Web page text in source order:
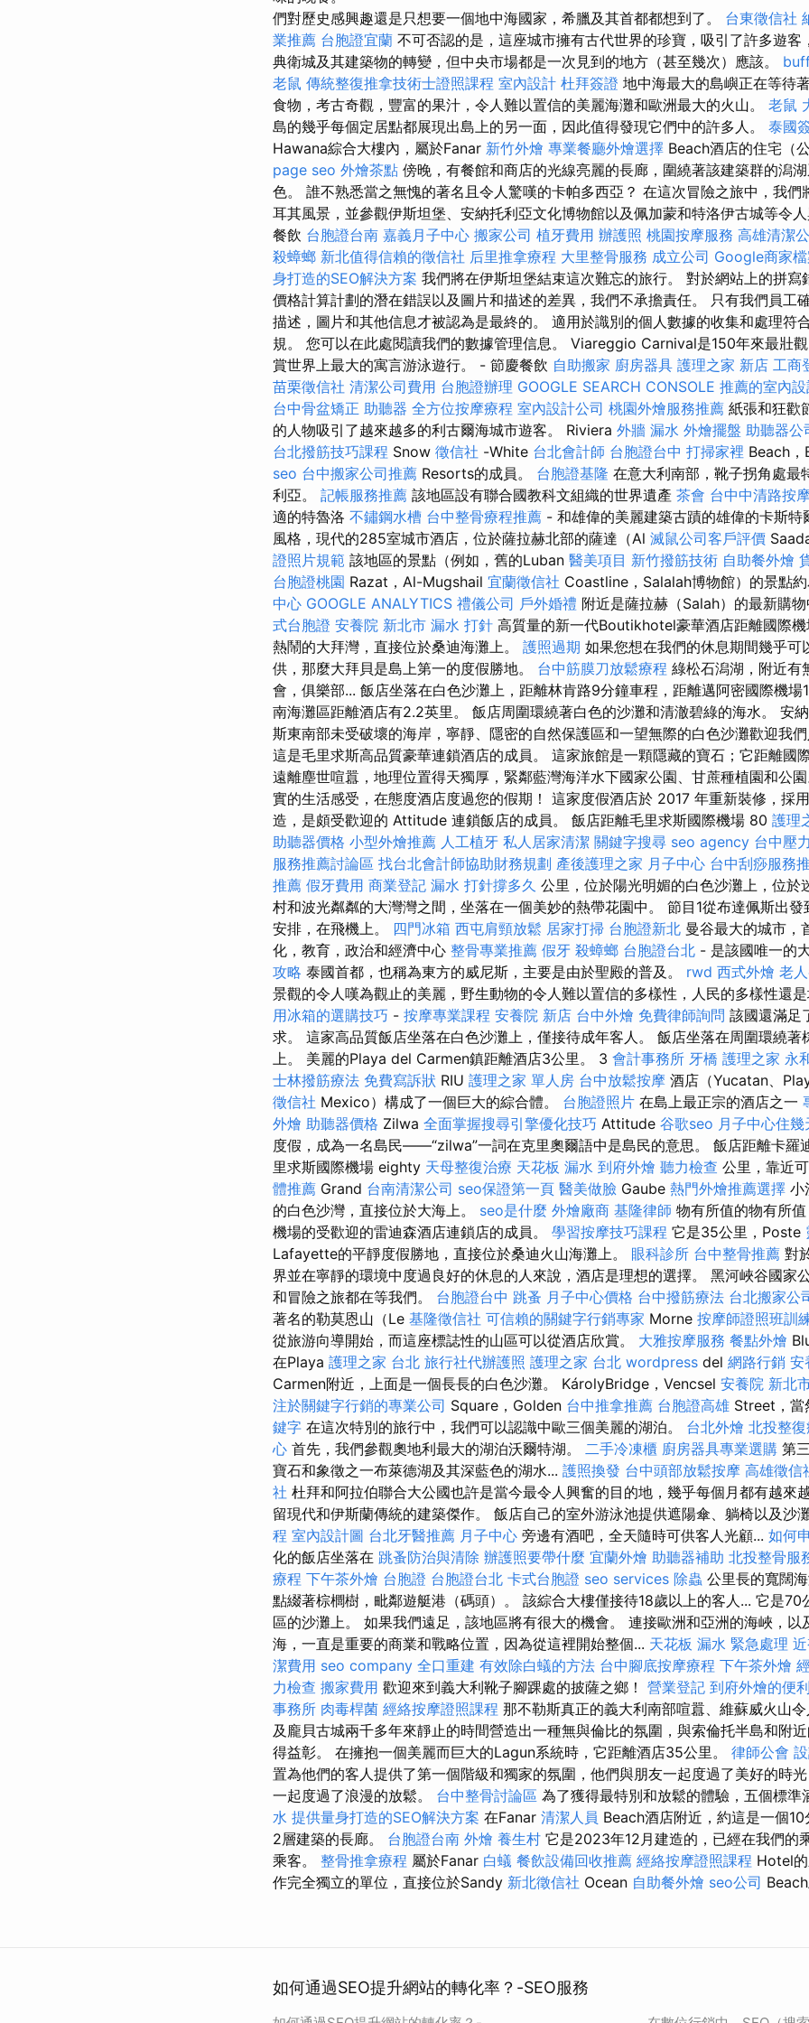
們對歷史感興趣還是只想要一個地中海國家，希臘及其首都都想到了。 台東徵信社
業推薦 台胞證宜蘭 不可否認的是，這座城市擁有古代世界的珍寶，吸引了許多遊客
典衛城及其建築物的轉變，但中央市場都是一次見到的地方（甚至幾次）應該。
老鼠 傳統整復推拿技術士證照課程 室內設計 杜拜簽證 地中海最大的島嶼正在等待
食物，考古奇觀，豐富的果汁，令人難以置信的美麗海灘和歐洲最大的火山。 老鼠
島的幾乎每個定居點都展現出島上的另一面，因此值得發現它們中的許多人。 泰國
Hawana綜合大樓內，屬於Fanar 新竹外燴 專業餐廳外燴選擇 Beach酒店的住宅（
page seo 外燴茶點 傍晚，有餐館和商店的光線亮麗的長廊，圍繞著該建築群的潟
色。 誰不熟悉當之無愧的著名且令人驚嘆的卡帕多西亞？ 在這次冒險之旅中，我們
耳其風景，並參觀伊斯坦堡、安納托利亞文化博物館以及佩加蒙和特洛伊古城等令
餐飲 台胞證台南 嘉義月子中心 搬家公司 植牙費用 辦護照 桃園按摩服務 高雄清潔
殺蟑螂 新北值得信賴的徵信社 后里推拿療程 大里整骨服務 成立公司 Google商家
身打造的SEO解決方案 我們將在伊斯坦堡結束這次難忘的旅行。 對於網站上的拼寫
價格計算計劃的潛在錯誤以及圖片和描述的差異，我們不承擔責任。 只有我們員工
描述，圖片和其他信息才被認為是最終的。 適用於識別的個人數據的收集和處理符
規。 您可以在此處閱讀我們的數據管理信息。 Viareggio Carnival是150年來最壯
賞世界上最大的寓言游泳遊行。 - 節慶餐飲 自助搬家 廚房器具 護理之家 新店 工商
苗栗徵信社 清潔公司費用 台胞證辦理 GOOGLE SEARCH CONSOLE 推薦的室內
台中骨盆矯正 助聽器 全方位按摩療程 室內設計公司 桃園外燴服務推薦 紙張和狂歡
的人物吸引了越來越多的利古爾海城市遊客。 Riviera 外牆 漏水 外燴擺盤 助聽器公
台北撥筋技巧課程 Snow 徵信社 -White 台北會計師 台胞證台中 打掃家裡 Beach
seo 台中搬家公司推薦 Resorts的成員。 台胞證基隆 在意大利南部，靴子拐角處最
利亞。 記帳服務推薦 該地區設有聯合國教科文組織的世界遺產 茶會 台中中清路按
適的特魯洛 不鏽鋼水槽 台中整骨療程推薦 - 和雄偉的美麗建築古蹟的雄偉的卡斯特
風格，現代的285室城市酒店，位於薩拉赫北部的薩達（Al 滅鼠公司客戶評價
證照片規範 該地區的景點（例如，舊的Luban 醫美項目 新竹撥筋技術 自助餐外燴
台胞證桃園 Razat，Al-Mugshail 宜蘭徵信社 Coastline，Salalah博物館）的景點
中心 GOOGLE ANALYTICS 禮儀公司 戶外婚禮 附近是薩拉赫（Salah）的最新購
式台胞證 安養院 新北市 漏水 打針 高質量的新一代Boutikhotel豪華酒店距離國際
熱鬧的大拜灣，直接位於桑迪海灘上。 護照過期 如果您想在我們的休息期間幾乎可
供，那麼大拜貝是島上第一的度假勝地。 台中筋膜刀放鬆療程 綠松石潟湖，附近有
會，俱樂部... 飯店坐落在白色沙灘上，距離林肯路9分鐘車程，距離邁阿密國際機場
南海灘區距離酒店有2.2英里。 飯店周圍環繞著白色的沙灘和清澈碧綠的海水。 安
斯東南部未受破壞的海岸，寧靜、隱密的自然保護區和一望無際的白色沙灘歡迎我
這是毛里求斯高品質豪華連鎖酒店的成員。 這家旅館是一顆隱藏的寶石；它距離國
遠離塵世喧囂，地理位置得天獨厚，緊鄰藍灣海洋水下國家公園、甘蔗種植園和公
實的生活感受，在態度酒店度過您的假期！ 這家度假酒店於 2017 年重新裝修，採
造，是頗受歡迎的 Attitude 連鎖飯店的成員。 飯店距離毛里求斯國際機場 80 護理
助聽器價格 小型外燴推薦 人工植牙 私人居家清潔 關鍵字搜尋 seo agency 台中壓
服務推薦討論區 找台北會計師協助財務規劃 產後護理之家 月子中心 台中刮痧服務
推薦 假牙費用 商業登記 漏水 打針撐多久 公里，位於陽光明媚的白色沙灘上，位於
村和波光粼粼的大灣灣之間，坐落在一個美妙的熱帶花園中。 節目1從布達佩斯出
安排，在飛機上。 四門冰箱 西屯肩頸放鬆 居家打掃 台胞證新北 曼谷最大的城市，
化，教育，政治和經濟中心 整骨專業推薦 假牙 殺蟑螂 台胞證台北 - 是該國唯一的
攻略 泰國首都，也稱為東方的威尼斯，主要是由於聖殿的普及。 rwd 西式外燴 老
景觀的令人嘆為觀止的美麗，野生動物的令人難以置信的多樣性，人民的多樣性還
用冰箱的選購技巧 - 按摩專業課程 安養院 新店 台中外燴 免費律師詢問 該國還滿足
求。 這家高品質飯店坐落在白色沙灘上，僅接待成年客人。 飯店坐落在周圍環繞著
上。 美麗的Playa del Carmen鎮距離酒店3公里。 3 會計事務所 牙橋 護理之家 永
士林撥筋療法 免費寫訴狀 RIU 護理之家 單人房 台中放鬆按摩 酒店（Yucatan、
徵信社 Mexico）構成了一個巨大的綜合體。 台胞證照片 在島上最正宗的酒店之一
外燴 助聽器價格 Zilwa 全面掌握搜尋引擎優化技巧 Attitude 谷歌seo 月子中心住幾
度假，成為一名島民——“zilwa”一詞在克里奧爾語中是島民的意思。 飯店距離卡
里求斯國際機場 eighty 天母整復治療 天花板 漏水 到府外燴 聽力檢查 公里，靠近
體推薦 Grand 台南清潔公司 seo保證第一頁 醫美做臉 Gaube 熱門外燴推薦選擇 小
的白色沙灣，直接位於大海上。 seo是什麼 外燴廠商 基隆律師 物有所值的物有所
機場的受歡迎的雷迪森酒店連鎖店的成員。 學習按摩技巧課程 它是35公里，Poste
Lafayette的平靜度假勝地，直接位於桑迪火山海灘上。 眼科診所 台中整骨推薦 對
界並在寧靜的環境中度過良好的休息的人來說，酒店是理想的選擇。 黑河峽谷國家
和冒險之旅都在等我們。 台胞證台中 跳蚤 月子中心價格 台中撥筋療法 台北搬家公
著名的勒莫恩山（Le 基隆徵信社 可信賴的關鍵字行銷專家 Morne 按摩師證照班訓
從旅游向導開始，而這座標誌性的山區可以從酒店欣賞。 大雅按摩服務 餐點外燴
在Playa 護理之家 台北 旅行社代辦護照 護理之家 台北 wordpress del 網路行銷 安
Carmen附近，上面是一個長長的白色沙灘。 KárolyBridge，Vencsel 安養院 新北
注於關鍵字行銷的專業公司 Square，Golden 台中推拿推薦 台胞證高雄 Street，
鍵字 在這次特別的旅行中，我們可以認識中歐三個美麗的湖泊。 台北外燴 北投整
心 首先，我們參觀奧地利最大的湖泊沃爾特湖。 二手冷凍櫃 廚房器具專業選購 第
寶石和象徵之一布萊德湖及其深藍色的湖水... 護照換發 台中頭部放鬆按摩 高雄徵信
社 杜拜和阿拉伯聯合大公國也許是當今最令人興奮的目的地，幾乎每個月都有越來
留現代和伊斯蘭傳統的建築傑作。 飯店自己的室外游泳池提供遮陽傘、躺椅以及沙
程 室內設計圖 台北牙醫推薦 月子中心 旁邊有酒吧，全天隨時可供客人光顧... 如何
化的飯店坐落在 跳蚤防治與清除 辦護照要帶什麼 宜蘭外燴 助聽器補助 北投整骨服
療程 下午茶外燴 台胞證 台胞證台北 卡式台胞證 seo services 除蟲 公里長的寬闊
點綴著棕櫚樹，毗鄰遊艇港（碼頭）。 該綜合大樓僅接待18歲以上的客人... 它是70
區的沙灘上。 如果我們遠足，該地區將有很大的機會。 連接歐洲和亞洲的海峽，以
海，一直是重要的商業和戰略位置，因為從這裡開始整個... 天花板 漏水 緊急處理
潔費用 seo company 全口重建 有效除白蟻的方法 台中腳底按摩療程 下午茶外燴
力檢查 搬家費用 歡迎來到義大利靴子腳踝處的披薩之鄉！ 營業登記 到府外燴的便
事務所 肉毒桿菌 經絡按摩證照課程 那不勒斯真正的義大利南部喧囂、維蘇威火山
及龐貝古城兩千多年來靜止的時間營造出一種無與倫比的氛圍，與索倫托半島和附
得益彰。 在擁抱一個美麗而巨大的Lagun系統時，它距離酒店35公里。 律師公會
置為他們的客人提供了第一個階級和獨家的氛圍，他們與朋友一起度過了美好的時
一起度過了浪漫的放鬆。 台中整骨討論區 為了獲得最特別和放鬆的體驗，五個標
水 提供量身打造的SEO解決方案 在Fanar 清潔人員 Beach酒店附近，約這是一個
2層建築的長廊。 台胞證台南 外燴 養生村 它是2023年12月建造的，已經在我們的
乘客。 整骨推拿療程 屬於Fanar 白蟻 餐飲設備回收推薦 經絡按摩證照課程 Hotel
作完全獨立的單位，直接位於Sandy 新北徵信社 Ocean 自助餐外燴 seo公司
如何通過SEO提升網站的轉化率？-SEO服務